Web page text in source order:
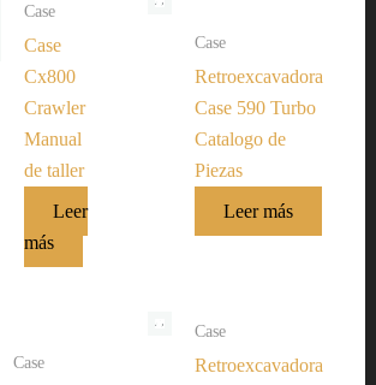
Case
Case
Cx800
Crawler
Manual
de taller
Leer
más
Case
Retroexcavadora
Case 590 Turbo
Catalogo de
Piezas
Leer más
Case
Case
Retroexcavadora